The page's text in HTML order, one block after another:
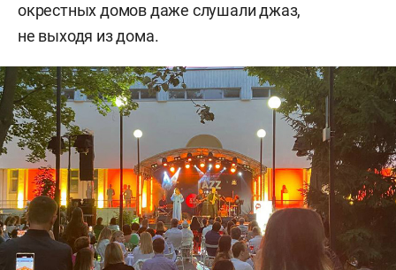
окрестных домов даже слушали джаз,
не выходя из дома.